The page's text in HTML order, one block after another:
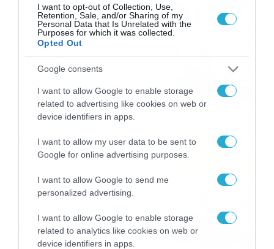
I want to opt-out of Collection, Use,
Retention, Sale, and/or Sharing of my
Personal Data that Is Unrelated with the
Purposes for which it was collected.
Opted Out
Google consents
I want to allow Google to enable storage
related to advertising like cookies on web or
device identifiers in apps.
I want to allow my user data to be sent to
Google for online advertising purposes.
I want to allow Google to send me
personalized advertising.
I want to allow Google to enable storage
related to analytics like cookies on web or
device identifiers in apps.
θερμοκρασίες
09/08/2026 10:52
Εορτολόγιο 9-8: Ποιοι
γιορτάζουν σήμερα; Χρόνια
09/08/2026 10:15
Η προοπτική εξέλιξης από
τον Σάκη Αρναούτογλου (vid)
Εορτολόγιο 8-8: Ποιοι
γιορτάζουν σήμερα; Χρόνια
Πολλά
08/08/2026 08:25